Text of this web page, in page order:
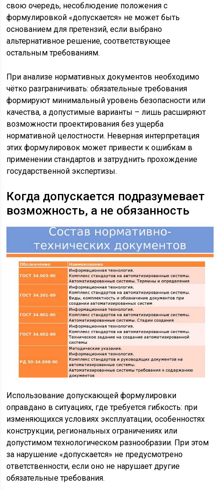
свою очередь, несоблюдение положения с
формулировкой «допускается» не может быть
основанием для претензий, если выбрано
альтернативное решение, соответствующее
остальным требованиям.
При анализе нормативных документов необходимо
чётко разграничивать: обязательные требования
формируют минимальный уровень безопасности или
качества, а допустимые варианты – лишь расширяют
возможности проектирования без ущерба
нормативной целостности. Неверная интерпретация
этих формулировок может привести к ошибкам в
применении стандартов и затруднить прохождение
государственной экспертизы.
Когда допускается подразумевает
возможность, а не обязанность
Использование допускающей формулировки
оправдано в ситуациях, где требуется гибкость: при
изменяющихся условиях эксплуатации, особенностях
конструкции, региональных ограничениях или
допустимом технологическом разнообразии. При этом
за нарушение «допускается» не предусмотрено
ответственности, если оно не нарушает другие
обязательные требования.